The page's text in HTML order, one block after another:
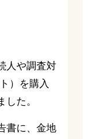
人や調査対
）を購入
た。
書に、金地